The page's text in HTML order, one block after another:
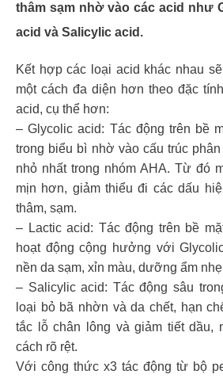
thâm sạm nhờ vào các acid như
acid và Salicylic acid.
Kết hợp các loại acid khác nhau
một cách đa diện hơn theo đặc
acid, cụ thể hơn:
– Glycolic acid: Tác động trên bề
trong biểu bì nhờ vào cấu trúc
nhỏ nhất trong nhóm AHA. Từ đó
mịn hơn, giảm thiểu đi các dấu
thâm, sạm.
– Lactic acid: Tác động trên bề
hoạt động cộng hưởng với
nền da sạm, xỉn màu, dưỡng ẩm
– Salicylic acid: Tác động sâu
loại bỏ bã nhờn và da chết, hạn
tắc lỗ chân lông và giảm tiết dầu,
cách rõ rệt.
Với công thức x3 tác động từ bộ